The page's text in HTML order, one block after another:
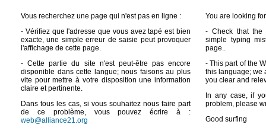
Vous recherchez une page qui n'est pas en ligne :
- Vérifiez que l'adresse que vous avez tapé est bien
exacte, une simple erreur de saisie peut provoquer
l'affichage de cette page.
- Cette partie du site n'est peut-être pas encore
disponible dans cette langue; nous faisons au plus
vite pour mettre à votre disposition une information
claire et pertinente.
Dans tous les cas, si vous souhaitez nous faire part
de ce problème, vous pouvez écrire à :
web@alliance21.org
You are looking
- Check that the
simple typing
page..
- This part of the
this language; we
you clear and
In any case, if
problem, please
Good surfing